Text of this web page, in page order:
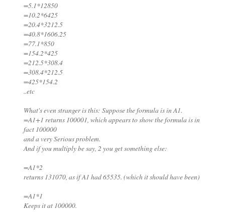
=5.1*12850
=10.2*6425
=20.4*3212.5
=40.8*1606.25
=77.1*850
=154.2*425
=212.5*308.4
=308.4*212.5
=425*154.2
..etc
What's even stranger is this: Suppose the formula is in A1.
=A1+1 returns 100001, which appears to show the formula is in
fact 100000
and a very Serious problem.
And if you multiply be say, 2 you get something else:
=A1*2
returns 131070, as if A1 had 65535. (which it should have been)
=A1*1
Keeps it at 100000.